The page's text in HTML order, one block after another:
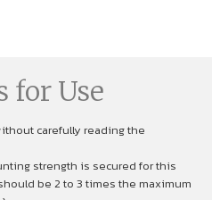
for Use
carefully reading the
strength is secured for this
be 2 to 3 times the maximum